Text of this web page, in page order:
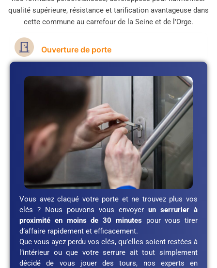
qualité supérieure, résistance et tarification avantageuse dans
cette commune au carrefour de la Seine et de l’Orge.
Ouverture de porte
Vous avez claqué votre porte et ne trouvez plus vos
clés ? Nous pouvons vous envoyer un serrurier à
proximité en moins de 30 minutes pour vous tirer
d’affaire rapidement et efficacement.
Que vous ayez perdu vos clés, qu’elles soient restées à
l’intérieur ou que votre serrure ait tout simplement
décidé de vous jouer des tours, nos experts en